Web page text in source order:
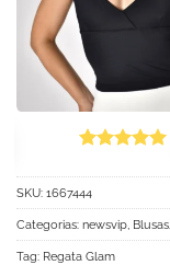
de 5
SKU: 1667444
Categorias: newsvip
Tag: Regata Glam